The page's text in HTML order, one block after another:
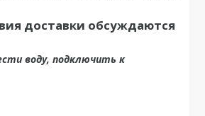
доставки обсуждаются
воду, подключить к